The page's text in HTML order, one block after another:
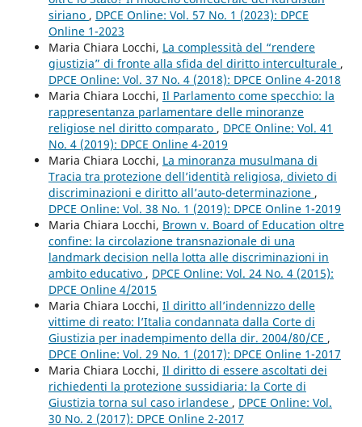
siriano , DPCE Online: Vol. 57 No. 1 (2023): DPCE
Online 1-2023
Maria Chiara Locchi, La complessità del “rendere
giustizia” di fronte alla sfida del diritto interculturale ,
DPCE Online: Vol. 37 No. 4 (2018): DPCE Online 4-2018
Maria Chiara Locchi, Il Parlamento come specchio: la
rappresentanza parlamentare delle minoranze
religiose nel diritto comparato , DPCE Online: Vol. 41
No. 4 (2019): DPCE Online 4-2019
Maria Chiara Locchi, La minoranza musulmana di
Tracia tra protezione dell’identità religiosa, divieto di
discriminazioni e diritto all’auto-determinazione ,
DPCE Online: Vol. 38 No. 1 (2019): DPCE Online 1-2019
Maria Chiara Locchi, Brown v. Board of Education oltre
confine: la circolazione transnazionale di una
landmark decision nella lotta alle discriminazioni in
ambito educativo , DPCE Online: Vol. 24 No. 4 (2015):
DPCE Online 4/2015
Maria Chiara Locchi, Il diritto all’indennizzo delle
vittime di reato: l’Italia condannata dalla Corte di
Giustizia per inadempimento della dir. 2004/80/CE ,
DPCE Online: Vol. 29 No. 1 (2017): DPCE Online 1-2017
Maria Chiara Locchi, Il diritto di essere ascoltati dei
richiedenti la protezione sussidiaria: la Corte di
Giustizia torna sul caso irlandese , DPCE Online: Vol.
30 No. 2 (2017): DPCE Online 2-2017